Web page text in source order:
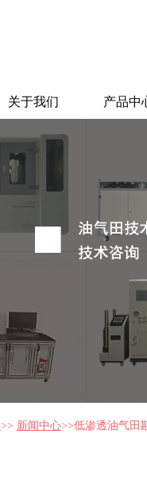
关于我们 产品中
>> 新闻中心>>低渗透油气田